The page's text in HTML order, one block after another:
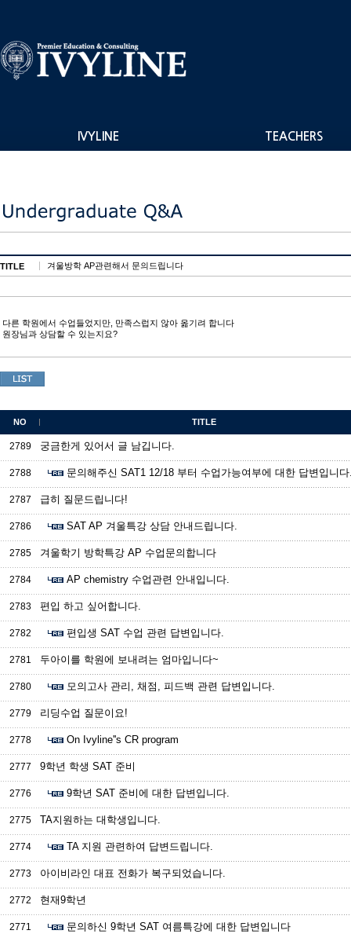
IVYLINE TEACHERS
TITLE 겨울방학 AP관련해서 문의드립니다
다른 학원에서 수업들었지만, 만족스럽지 않아 옮기려 합니다
원장님과 상담할 수 있는지요?
NO TITLE
2789 궁금한게 있어서 글 남깁니다.
2788 문의해주신 SAT1 12/18 부터 수업가능여부에 대한 답변입니
2787 급히 질문드립니다!
2786 SAT AP 겨울특강 상담 안내드립니다.
2785 겨울학기 방학특강 AP 수업문의합니다
2784 AP chemistry 수업관련 안내입니다.
2783 편입 하고 싶어합니다.
2782 편입생 SAT 수업 관련 답변입니다.
2781 두아이를 학원에 보내려는 엄마입니다~
2780 모의고사 관리, 채점, 피드백 관련 답변입니다.
2779 리딩수업 질문이요!
2778 On Ivyline''s CR program
2777 9학년 학생 SAT 준비
2776 9학년 SAT 준비에 대한 답변입니다.
2775 TA지원하는 대학생입니다.
2774 TA 지원 관련하여 답변드립니다.
2773 아이비라인 대표 전화가 복구되었습니다.
2772 현재9학년
2771 문의하신 9학년 SAT 여름특강에 대한 답변입니다